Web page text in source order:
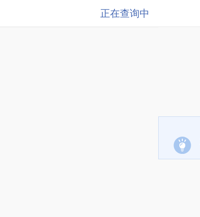
正在查询中